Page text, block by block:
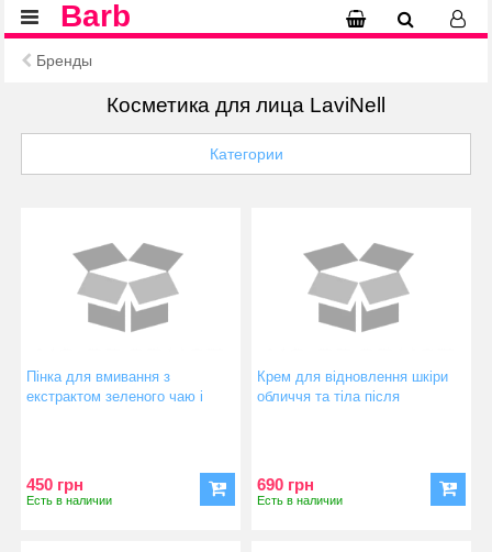
Barb
Бренды
Косметика для лица LaviNell
Категории
Пінка для вмивання з
екстрактом зеленого чаю і
450 грн
Есть в наличии
Крем для відновлення шкіри
обличчя та тіла після
690 грн
Есть в наличии